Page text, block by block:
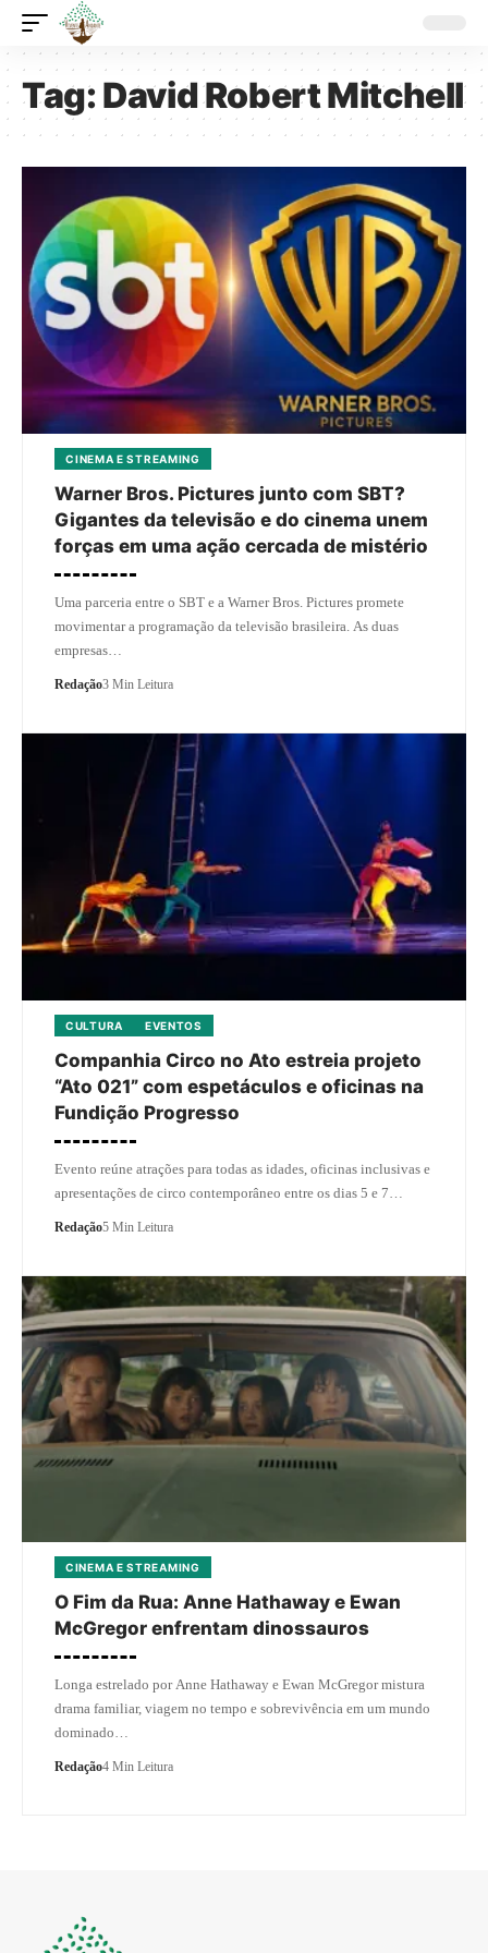
Tag:David Robert Mitchell
CINEMA E STREAMING
Warner Bros. Pictures junto com SBT?
Gigantes da televisão e do cinema unem
forças em uma ação cercada de mistério
Uma parceria entre o SBT e a Warner Bros. Pictures promete
movimentar a programação da televisão brasileira. As duas
empresas…
Redação3 Min Leitura
CULTURA EVENTOS
Companhia Circo no Ato estreia projeto
“Ato 021” com espetáculos e oficinas na
Fundição Progresso
Evento reúne atrações para todas as idades, oficinas inclusivas e
apresentações de circo contemporâneo entre os dias 5 e 7…
Redação5 Min Leitura
CINEMA E STREAMING
O Fim da Rua: Anne Hathaway e Ewan
McGregor enfrentam dinossauros
Longa estrelado por Anne Hathaway e Ewan McGregor mistura
drama familiar, viagem no tempo e sobrevivência em um mundo
dominado…
Redação4 Min Leitura